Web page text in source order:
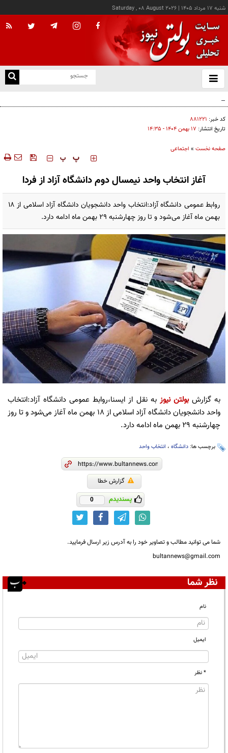
شنبه ۱۷ مرداد ۱۴۰۵ |
Saturday , 08 August 2026
باز
و
پزشکیان: خدمت بی‌منت و مشارکت مردمی، پایه حل مشکلات کشور است
کد خبر: ۸۸۱۲۲۱
تاریخ انتشار: ۱۷ بهمن ۱۴۰۴ - ۱۴:۳۵
صفحه نخست » اجتماعی
‍‍‍ پ پ
آغاز انتخاب واحد نیمسال دوم دانشگاه آزاد از فردا
روابط عمومی دانشگاه آزاد:انتخاب واحد دانشجویان دانشگاه آزاد اسلامی از ۱۸
بهمن ماه آغاز می‌شود و تا روز چهارشنبه ۲۹ بهمن ماه ادامه دارد.
به گزارشبولتن نیوز به نقل از ایسنا،روابط عمومی دانشگاه آزاد:انتخاب
واحد دانشجویان دانشگاه آزاد اسلامی از ۱۸ بهمن ماه آغاز می‌شود و تا روز
چهارشنبه ۲۹ بهمن ماه ادامه دارد.
برچسب ها: دانشگاه ، انتخاب واحد
گزارش خطا
پسندیدم 0
شما می توانید مطالب و تصاویر خود را به آدرس زیر ارسال فرمایید.
bultannews@gmail.com
نظر شما
نام
ایمیل
* نظر